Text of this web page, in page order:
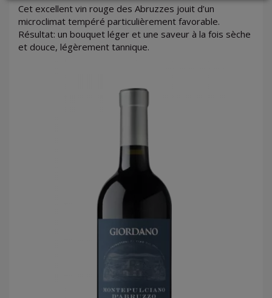
LOGIN
Cet excellent vin rouge des Abruzzes jouit d’un
microclimat tempéré particulièrement favorable.
Résultat: un bouquet léger et une saveur à la fois sèche
et douce, légèrement tannique.